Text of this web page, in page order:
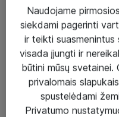
Paslaugos
Sprendimai
Įgyvendinti projektai
Atea ekspertų patarimai
Naudojame
siekdami pagerinti
ir teikti suasmenintus
visada įjungti ir
būtini mūsų
privalomais
spustelėdami
Privatumo